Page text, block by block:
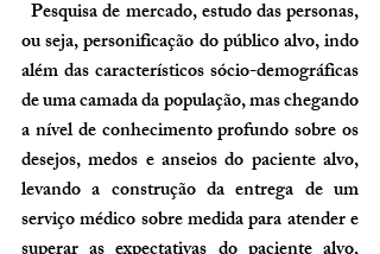
  Pesquisa de mercado, estudo das personas,
ou seja, personificação do público alvo, indo
além das característicos sócio-demográficas
de uma camada da população, mas chegando
a nível de conhecimento profundo sobre os
desejos, medos e anseios do paciente alvo,
levando a construção da entrega de um
serviço médico sobre medida para atender e